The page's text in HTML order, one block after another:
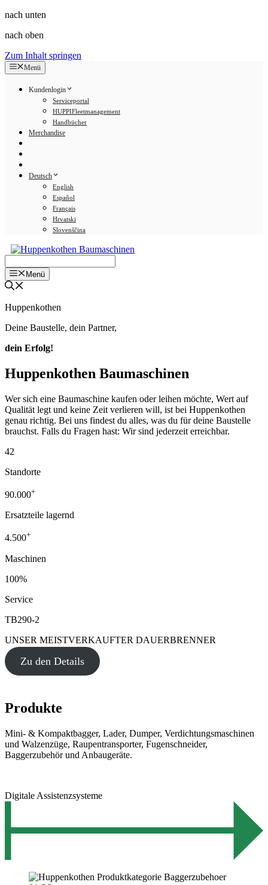
nach unten
nach oben
Zum Inhalt springen
Menü
Kundenlogin
Serviceportal
HUPPIFleetmanagement
Handbücher
Merchandise
Deutsch
English
Español
Français
Hrvatski
Slovenščina
Menü
Huppenkothen
Deine Baustelle, dein Partner,
dein Erfolg!
Huppenkothen Baumaschinen
Wer sich eine Baumaschine kaufen oder leihen möchte, Wert auf
Qualität legt und keine Zeit verlieren will, ist bei Huppenkothen
genau richtig. Bei uns findest du alles, was du für deine Baustelle
brauchst. Falls du Fragen hast: Wir sind jederzeit erreichbar.
42
Standorte
90.000+
Ersatzteile lagernd
4.500+
Maschinen
100%
Service
TB290-2
UNSER MEISTVERKAUFTER DAUERBRENNER
Zu den Details
Produkte
Mini- & Kompaktbagger, Lader, Dumper, Verdichtungsmaschinen
und Walzenzüge, Raupentransporter, Fugenschneider,
Baggerzubehör und Anbaugeräte.
Digitale Assistenzsysteme